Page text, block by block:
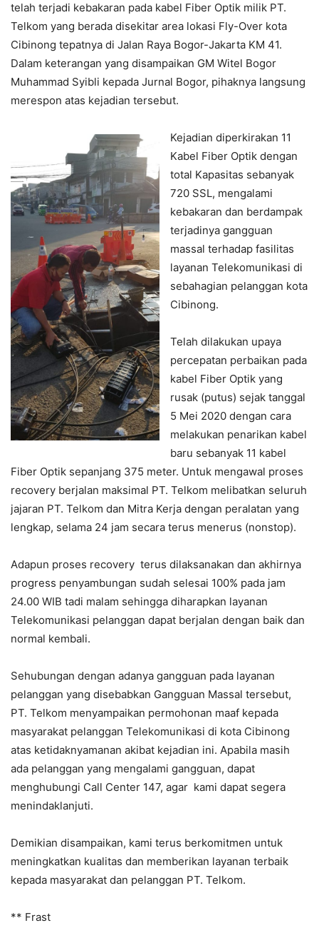
telah terjadi kebakaran pada kabel Fiber Optik milik PT.
Telkom yang berada disekitar area lokasi Fly-Over kota
Cibinong tepatnya di Jalan Raya Bogor-Jakarta KM 41.
Dalam keterangan yang disampaikan GM Witel Bogor
Muhammad Syibli kepada Jurnal Bogor, pihaknya langsung
merespon atas kejadian tersebut.
Kejadian diperkirakan 11
Kabel Fiber Optik dengan
total Kapasitas sebanyak
720 SSL, mengalami
kebakaran dan berdampak
terjadinya gangguan
massal terhadap fasilitas
layanan Telekomunikasi di
sebahagian pelanggan kota
Cibinong.
Telah dilakukan upaya
percepatan perbaikan pada
kabel Fiber Optik yang
rusak (putus) sejak tanggal
5 Mei 2020 dengan cara
melakukan penarikan kabel
baru sebanyak 11 kabel
Fiber Optik sepanjang 375 meter. Untuk mengawal proses
recovery berjalan maksimal PT. Telkom melibatkan seluruh
jajaran PT. Telkom dan Mitra Kerja dengan peralatan yang
lengkap, selama 24 jam secara terus menerus (nonstop).
Adapun proses recovery terus dilaksanakan dan akhirnya
progress penyambungan sudah selesai 100% pada jam
24.00 WIB tadi malam sehingga diharapkan layanan
Telekomunikasi pelanggan dapat berjalan dengan baik dan
normal kembali.
Sehubungan dengan adanya gangguan pada layanan
pelanggan yang disebabkan Gangguan Massal tersebut,
PT. Telkom menyampaikan permohonan maaf kepada
masyarakat pelanggan Telekomunikasi di kota Cibinong
atas ketidaknyamanan akibat kejadian ini. Apabila masih
ada pelanggan yang mengalami gangguan, dapat
menghubungi Call Center 147, agar kami dapat segera
menindaklanjuti.
Demikian disampaikan, kami terus berkomitmen untuk
meningkatkan kualitas dan memberikan layanan terbaik
kepada masyarakat dan pelanggan PT. Telkom.
** Frast